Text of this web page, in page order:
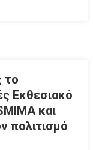
το
Εκθεσιακό
και
πολιτισμό